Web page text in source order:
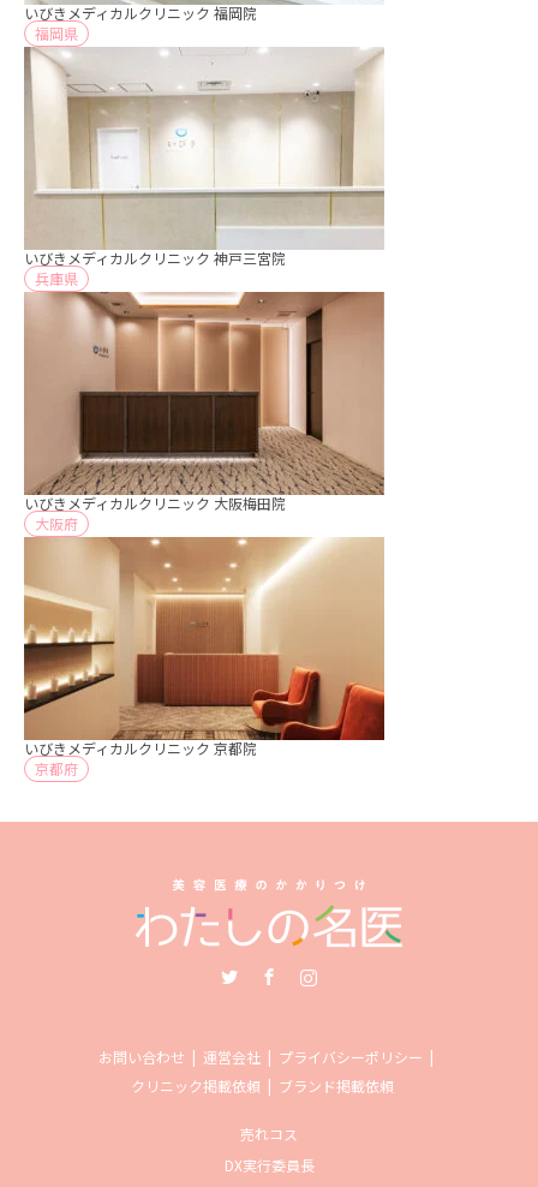
いびきメディカルクリニック 福岡院
福岡県
いびきメディカルクリニック 神戸三宮院
兵庫県
いびきメディカルクリニック 大阪梅田院
大阪府
いびきメディカルクリニック 京都院
京都府
お問い合わせ 運営会社
プライバシーポリシー
クリニック掲載依頼
ブランド掲載依頼
売れコス
DX実行委員長